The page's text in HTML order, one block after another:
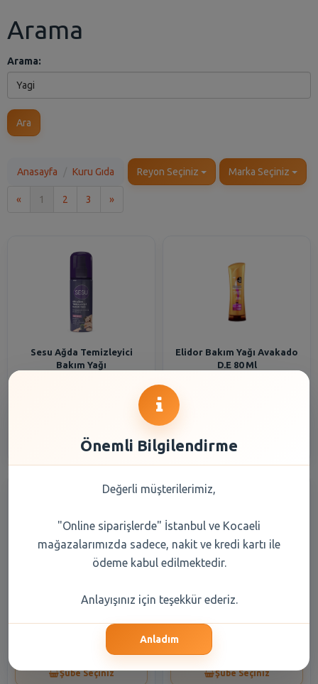
Arama
Arama:
Ara
Anasayfa Kuru Gıda Reyon Seçiniz Marka Seçiniz
« 1 2 3 »Son
Sesu Ağda Temizleyici
Bakım Yağı
Elidor Bakım Yağı Avakado
D.E 80 Ml
lt
Şube Seçiniz Şube Seçiniz
Önemli Bilgilendirme
Değerli müşterilerimiz,
"Online siparişlerde" İstanbul ve Kocaeli
mağazalarımızda sadece, nakit ve kredi kartı ile
ödeme kabul edilmektedir.
Anlayışınız için teşekkür ederiz.
Anladım